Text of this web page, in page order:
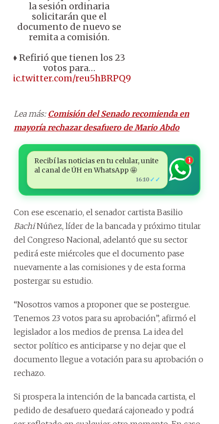
la sesión ordinaria
solicitarán que el
documento de nuevo se
remita a comisión.
♦️ Refirió que tienen los 23
votos para…
pic.twitter.com/reu5hBRPQ9
Lea más: Comisión del Senado recomienda en
mayoría rechazar desafuero de Mario Abdo
Recibí las noticias en tu celular, unite
al canal de ÚH en WhatsApp 🤩
16:10 ✓✓
1
Con ese escenario, el senador cartista Basilio
BachiNúñez, líder de la bancada y próximo titular
del Congreso Nacional, adelantó que su sector
pedirá este miércoles que el documento pase
nuevamente a las comisiones y de esta forma
postergar su estudio.
“Nosotros vamos a proponer que se postergue.
Tenemos 23 votos para su aprobación”, afirmó el
legislador a los medios de prensa. La idea del
sector político es anticiparse y no dejar que el
documento llegue a votación para su aprobación o
rechazo.
Si prospera la intención de la bancada cartista, el
pedido de desafuero quedará cajoneado y podrá